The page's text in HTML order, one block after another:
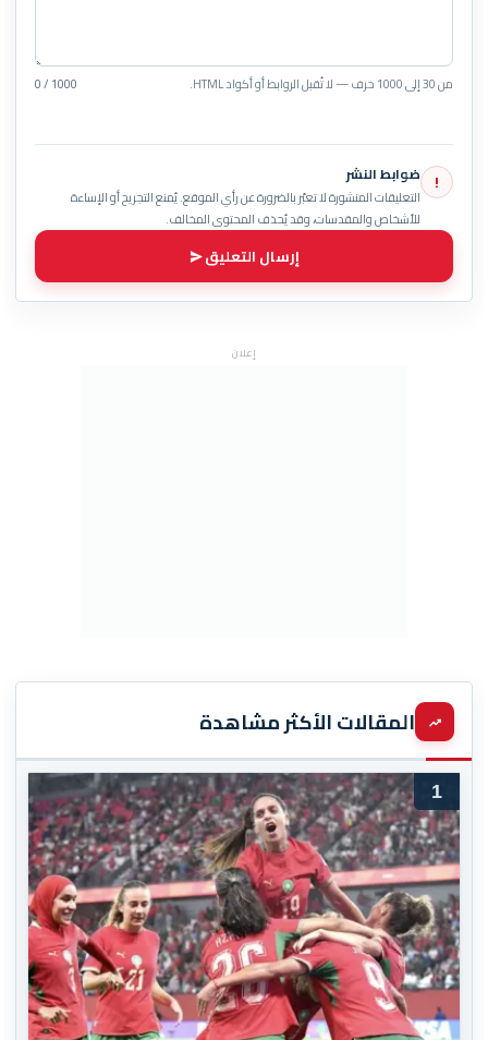
من 30 إلى 1000 حرف — لا تُقبل الروابط أو أكواد HTML. 0 / 1000
! ضوابط النشر
التعليقات المنشورة لا تعبّر بالضرورة عن رأي الموقع. يُمنع التجريح أو الإساءة
للأشخاص والمقدسات، وقد يُحذف المحتوى المخالف.
إرسال التعليق
إعلان
المقالات الأكثر مشاهدة
1